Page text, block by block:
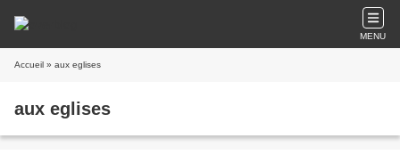
MENU
Accueil » aux eglises
aux eglises